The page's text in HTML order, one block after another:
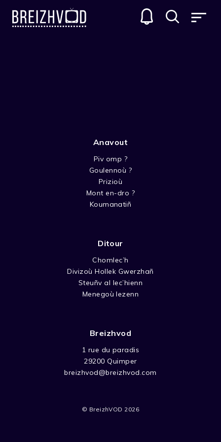
Anavout
Piv omp ?
Goulennoù ?
Prizioù
Mont en-dro ?
Koumanatiñ
Ditour
Chomlec’h
Divizoù Hollek Gwerzhañ
Steuñv al lec’hienn
Menegoù lezenn
Breizhvod
1 rue du paradis
29200 Quimper
breizhvod@breizhvod.com
© BreizhVOD 2026